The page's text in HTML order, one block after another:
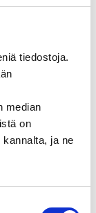
tiedostoja.
median
on
ja ne